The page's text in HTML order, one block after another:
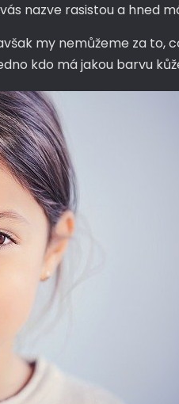
nazve rasistou a hned
my nemůžeme za to,
kdo má jakou barvu